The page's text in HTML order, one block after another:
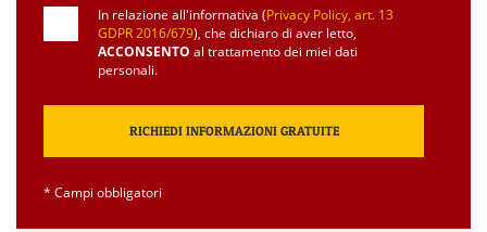
In relazione all'informativa (Privacy Policy, art. 13
GDPR 2016/679), che dichiaro di aver letto,
ACCONSENTO al trattamento dei miei dati
personali.
* Campi obbligatori